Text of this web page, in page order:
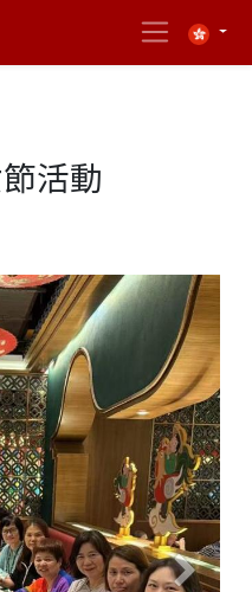
活動
Next